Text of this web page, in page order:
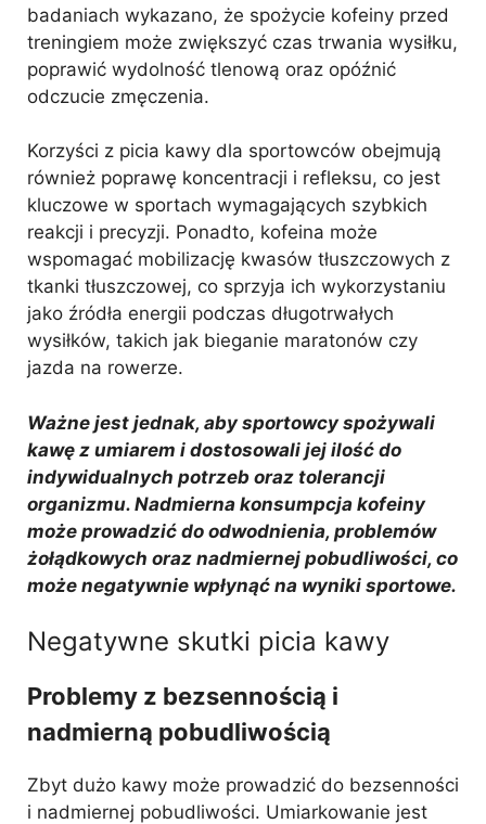
badaniach wykazano, że spożycie kofeiny przed
treningiem może zwiększyć czas trwania wysiłku,
poprawić wydolność tlenową oraz opóźnić
odczucie zmęczenia.
Korzyści z picia kawy dla sportowców obejmują
również poprawę koncentracji i refleksu, co jest
kluczowe w sportach wymagających szybkich
reakcji i precyzji. Ponadto, kofeina może
wspomagać mobilizację kwasów tłuszczowych z
tkanki tłuszczowej, co sprzyja ich wykorzystaniu
jako źródła energii podczas długotrwałych
wysiłków, takich jak bieganie maratonów czy
jazda na rowerze.
Ważne jest jednak, aby sportowcy spożywali
kawę z umiarem i dostosowali jej ilość do
indywidualnych potrzeb oraz tolerancji
organizmu. Nadmierna konsumpcja kofeiny
może prowadzić do odwodnienia, problemów
żołądkowych oraz nadmiernej pobudliwości, co
może negatywnie wpłynąć na wyniki sportowe.
Negatywne skutki picia kawy
Problemy z bezsennością i
nadmierną pobudliwością
Zbyt dużo kawy może prowadzić do bezsenności
i nadmiernej pobudliwości. Umiarkowanie jest